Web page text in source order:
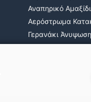
Αναπηρικό
Αερόστρωμα
Γερανάκι